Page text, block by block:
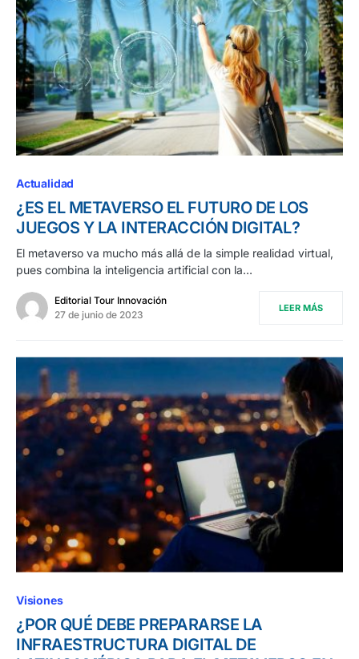
Actualidad
¿ES EL METAVERSO EL FUTURO DE LOS
JUEGOS Y LA INTERACCIÓN DIGITAL?
El metaverso va mucho más allá de la simple realidad virtual,
pues combina la inteligencia artificial con la…
Editorial Tour Innovación
27 de junio de 2023
LEER MÁS
Visiones
¿POR QUÉ DEBE PREPARARSE LA
INFRAESTRUCTURA DIGITAL DE